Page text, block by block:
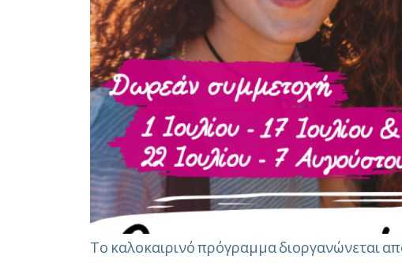
Το καλοκαιρινό πρόγραμμα διοργανώνεται